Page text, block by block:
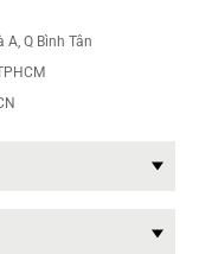
Q Bình Tân